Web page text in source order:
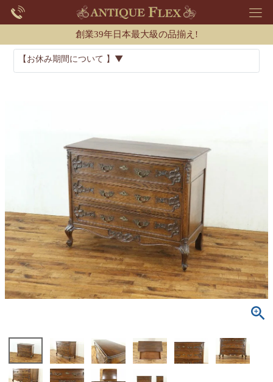
創業39年日本最大級の品揃え!
【お休み期間について 】▼